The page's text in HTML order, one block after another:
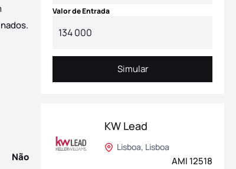
num dos bairros mais desejados de Lisboa,
Não
Valor de Entrada
Simular
Simular
KW Lead
Lisboa, Lisboa
AMI 12518